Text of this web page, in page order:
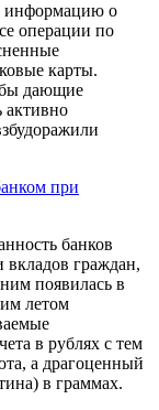
информацию о
операции по
карты.
дающие
активно
при
банков
вкладов граждан,
появилась в
летом
в рублях с тем
а драгоценный
в граммах.